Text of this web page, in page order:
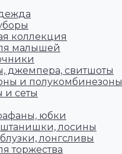
коллекция
малышей
джемпера, свитшоты
и полукомбинезоны
и сеты
юбки
лосины
лонгсливы
торжества